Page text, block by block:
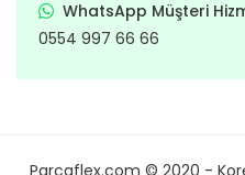
WhatsApp Müşteri
0554 997 66 66
Parcaflex.com © 2020 -